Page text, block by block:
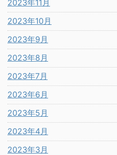
2023年11月
2023年10月
2023年9月
2023年8月
2023年7月
2023年6月
2023年5月
2023年4月
2023年3月